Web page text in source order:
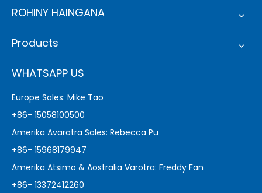
ROHINY HAINGANA
Products
WHATSAPP US
Europe Sales: Mike Tao
+86- 15058100500
Amerika Avaratra Sales: Rebecca Pu
+86- 15968179947
Amerika Atsimo & Aostralia Varotra: Freddy Fan
+86- 13372412260